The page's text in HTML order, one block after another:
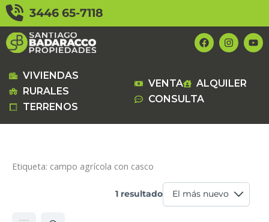
contenido
3446 65-7118
F
a
c
o
k
I
n
s
g
Y
o
u
VIVIENDAS
RURALES
TERRENOS
VENTA
ALQUILER
CONSULTA
Etiqueta: campo agrícola con casco
1 resultado